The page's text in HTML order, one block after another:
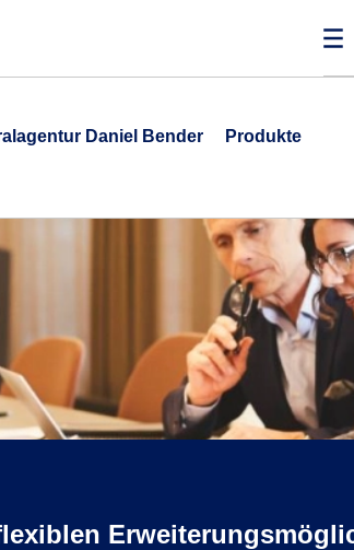
Daniel Bender Produkte